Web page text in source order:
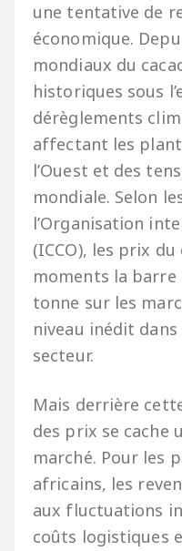
une tentative de
économique.
mondiaux du
historiques sous
dérèglements
affectant les
l’Ouest et des
mondiale. Selon
l’Organisation
(ICCO), les prix
moments la barre
tonne sur les
niveau inédit
secteur.
Mais derrière
des prix se cache
marché. Pour les
africains, les
aux fluctuations
coûts logistiques